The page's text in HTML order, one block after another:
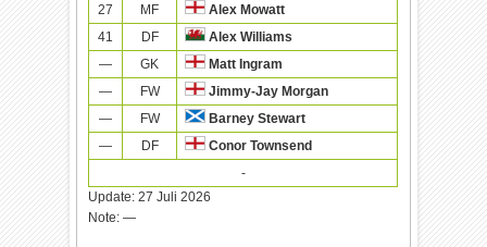
27
MF
Alex Mowatt
41
DF
Alex Williams
—
GK
Matt Ingram
—
FW
Jimmy-Jay Morgan
—
FW
Barney Stewart
—
DF
Conor Townsend
-
Update:27 Juli 2026
Note: —